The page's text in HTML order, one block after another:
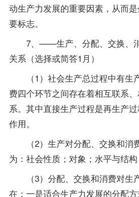
动生产力发展的重要因素，从而
要标志。
7、——生产、分配、交换、消
关系（选择或简答1月）
（1）社会生产总过程中有生
费四个环节之间存在着相互联系
系。其中直接生产过程是再生产
作用。
（2）生产对分配、交换和消
为：社会性质；对象；水平与结构
（3）分配、交换和消费对生
在：一是适合生产力发展的分配